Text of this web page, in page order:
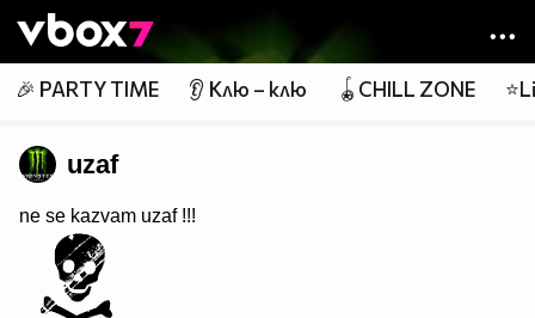
👾
🎉 PARTY TIME 👂 Клю – клю 🪀CHILL ZONE
uzaf
ne se kazvam uzaf !!!